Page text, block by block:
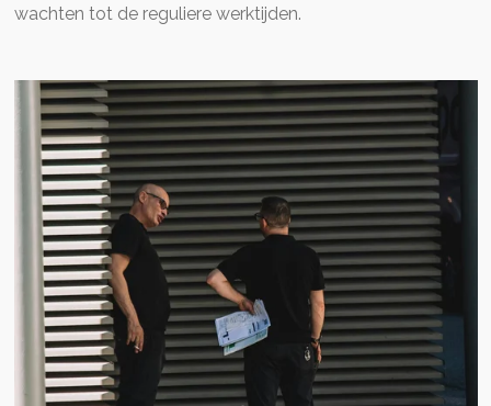
wachten tot de reguliere werktijden.